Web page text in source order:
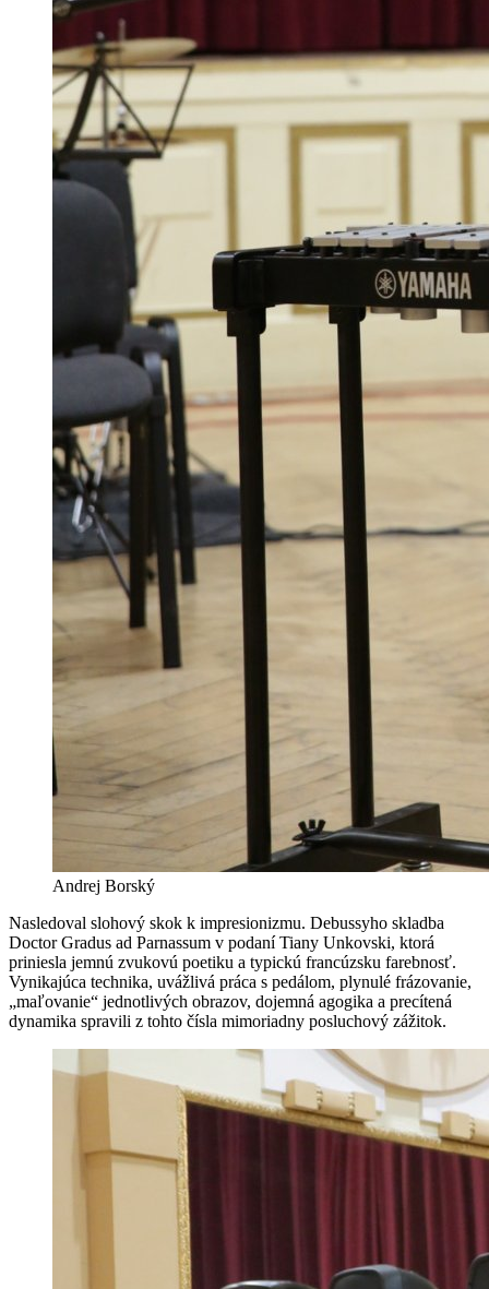
Andrej Borský
Nasledoval slohový skok k impresionizmu. Debussyho skladba
Doctor Gradus ad Parnassum v podaní Tiany Unkovski, ktorá
priniesla jemnú zvukovú poetiku a typickú francúzsku farebnosť.
Vynikajúca technika, uvážlivá práca s pedálom, plynulé frázovanie,
„maľovanie“ jednotlivých obrazov, dojemná agogika a precítená
dynamika spravili z tohto čísla mimoriadny posluchový zážitok.